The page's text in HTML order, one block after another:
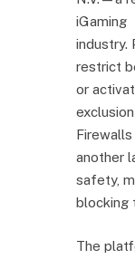
iGaming
industry.
restrict
or
another
safety,
blocking
The